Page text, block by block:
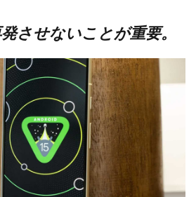
させないことが重要。